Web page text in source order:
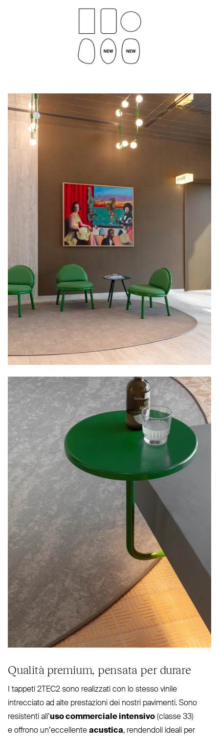
Qualità premium, pensata per durare
I tappeti 2TEC2 sono rea­lizzati con lo stesso vinile
intrecciato ad alte pre­stazioni dei nostri pavimenti. Sono
resistenti all’uso com­merciale intensivo (classe 33)
e offrono un’eccellente acustica, ren­dendoli ideali per